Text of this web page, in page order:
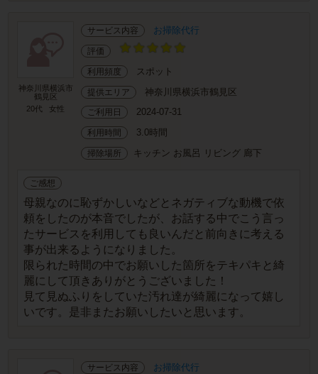
神奈川県横浜市
鶴見区
20代
女性
サービス内容 お掃除代行
評価
利用頻度 スポット
提供エリア 神奈川県横浜市鶴見区
ご利用日 2024-07-31
利用時間 3.0時間
掃除場所 キッチン お風呂 リビング 廊下
ご感想
母親なのに恥ずかしいなどとネガティブな動機で依
頼をしたのが本音でしたが、お話する中でこう言っ
たサービスを利用しても良いんだと前向きに考える
事が出来るようになりました。
限られた時間の中でお願いした箇所をテキパキと綺
麗にして頂きありがとうございました！
見て見ぬふりをしていた汚れ達が綺麗になって嬉し
いです。是非またお願いしたいと思います。
サービス内容 お掃除代行